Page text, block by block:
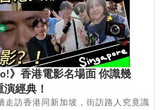
》香港電影名場面 你識幾
經典！
走訪香港同新加坡，街訪路人究竟識